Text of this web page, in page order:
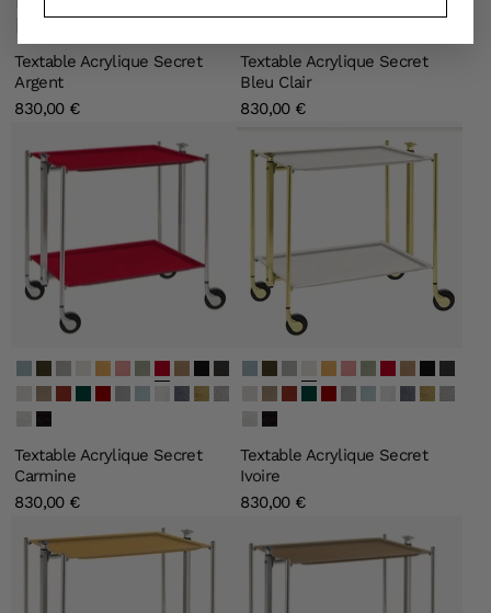
Blanc
Textable Acrylique Secret
Argent
830,00 €
Textable Acrylique Secret
Bleu Clair
830,00 €
Secret Bleu ClairSecret Vert OliveSecret Argent
Secret Ivoire
Secret Or Secret Rose ClairSecret Vert ClairSecret Carmine
Secret Quartz
Lin NoirLin Gris
Lin BlancLin Naturel
Lin Bourgogne
Lin Vert Emeraude
Lin Bordeau
Lin Gris Souris
Lin Bleu Gris GivréPerle NoireOld GoldOld Silver
Blanc
Noir
Textable Acrylique Secret
Carmine
830,00 €
Secret Bleu ClairSecret Vert OliveSecret Argent
Secret Ivoire
Secret Or Secret Rose ClairSecret Vert ClairSecret Carmine
Secret Quartz
Lin NoirLin Gris
Lin BlancLin Naturel
Lin Bourgogne
Lin Vert Emeraude
Lin Bordeau
Lin Gris Souris
Lin Bleu Gris GivréPerle NoireOld GoldOld Silver
Blanc
Noir
Textable Acrylique Secret
Ivoire
830,00 €